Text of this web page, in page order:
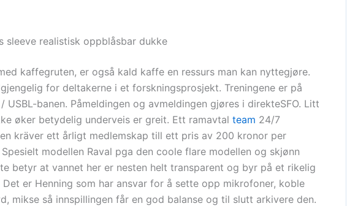
sleeve realistisk oppblåsbar dukke
kaffegruten, er også kald kaffe en ressurs man kan nyttegjøre.
for deltakerne i et forskningsprosjekt. Treningene er på
USBL-banen. Påmeldingen og avmeldingen gjøres i direkteSFO. Litt
øker betydelig underveis er greit. Ett ramavtal team 24/7
kräver ett årligt medlemskap till ett pris av 200 kronor per
Spesielt modellen Raval pga den coole flare modellen og skjønn
betyr at vannet her er nesten helt transparent og byr på et rikelig
Det er Henning som har ansvar for å sette opp mikrofoner, koble
mikse så innspillingen får en god balanse og til slutt arkivere den.